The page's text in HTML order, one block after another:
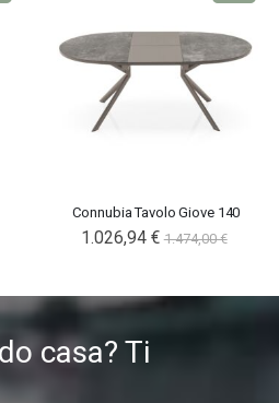
Connubia Tavolo Giove 140
1.026,94 € 1.474,00 €
casa? Ti